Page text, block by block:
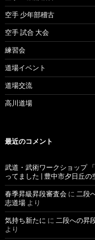
空手 少年部稽古
空手 試合 大会
練習会
道場イベント
道場交流
高川道場
最近のコメント
武道・武術ワークショップ 「
ってました | 豊中市夕日丘
春季昇級昇段審査会 に 二段
志道場 より
気持ち新たに に 二段への昇
より